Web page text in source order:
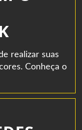
realizar suas
Conheça o